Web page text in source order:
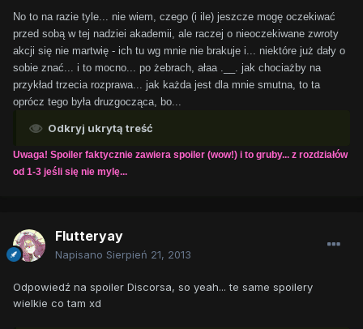
No to na razie tyle... nie wiem, czego (i ile) jeszcze mogę oczekiwać
przed sobą w tej nadziei akademii, ale raczej o nieoczekiwane zwroty
akcji się nie martwię - ich tu wg mnie nie brakuje i... niektóre już dały o
sobie znać... i to mocno... po żebrach, ałaa .__. jak chociażby na
przykład trzecia rozprawa... jak każda jest dla mnie smutna, to ta
oprócz tego była druzgocząca, bo...
Odkryj ukrytą treść
Uwaga! Spoiler faktycznie zawiera spoiler (wow!) i to gruby... z rozdziałów
od 1-3 jeśli się nie mylę...
Flutteryay
Napisano Sierpień 21, 2013
Odpowiedź na spoiler Discorsa, so yeah... te same spoilery
wielkie co tam xd